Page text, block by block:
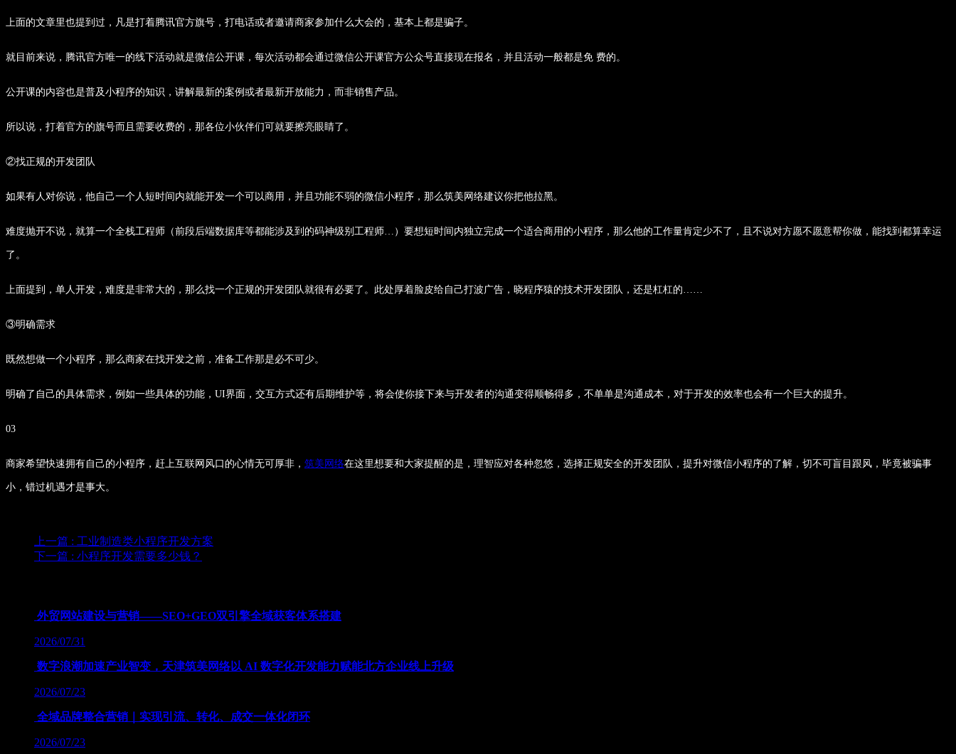
上面的文章里也提到过，凡是打着腾讯官方旗号，打电话或者邀请商家参加什么大会的，基本上都是骗子。
就目前来说，腾讯官方唯一的线下活动就是微信公开课，每次活动都会通过微信公开课官方公众号直接现在报名，并且活动一般都是免 费的。
公开课的内容也是普及小程序的知识，讲解最新的案例或者最新开放能力，而非销售产品。
所以说，打着官方的旗号而且需要收费的，那各位小伙伴们可就要擦亮眼睛了。
②找正规的开发团队
如果有人对你说，他自己一个人短时间内就能开发一个可以商用，并且功能不弱的微信小程序，那么筑美网络建议你把他拉黑。
难度抛开不说，就算一个全栈工程师（前段后端数据库等都能涉及到的码神级别工程师…）要想短时间内独立完成一个适合商用的小程序，那么他的工作量肯定少不了，且不说对方愿不愿意帮你做，能找到都算幸运
了。
上面提到，单人开发，难度是非常大的，那么找一个正规的开发团队就很有必要了。此处厚着脸皮给自己打波广告，晓程序猿的技术开发团队，还是杠杠的……
③明确需求
既然想做一个小程序，那么商家在找开发之前，准备工作那是必不可少。
明确了自己的具体需求，例如一些具体的功能，UI界面，交互方式还有后期维护等，将会使你接下来与开发者的沟通变得顺畅得多，不单单是沟通成本，对于开发的效率也会有一个巨大的提升。
03
商家希望快速拥有自己的小程序，赶上互联网风口的心情无可厚非， 筑美网络在这里想要和大家提醒的是，理智应对各种忽悠，选择正规安全的开发团队，提升对微信小程序的了解，切不可盲目跟风，毕竟被骗事
小，错过机遇才是事大。
上一篇 : 工业制造类小程序开发方案
下一篇 : 小程序开发需要多少钱？
外贸网站建设与营销——SEO+GEO双引擎全域获客体系搭建
2026/07/31
数字浪潮加速产业智变，天津筑美网络以 AI 数字化开发能力赋能北方企业线上升级
2026/07/23
全域品牌整合营销｜实现引流、转化、成交一体化闭环
2026/07/23